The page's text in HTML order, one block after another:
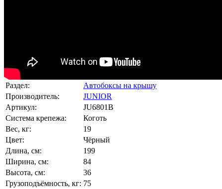
Раздел:
Автобоксы на крышу
Производитель:
JUNIOR
Артикул:
JU6801B
Система крепежа:
Коготь
Вес, кг:
19
Цвет:
Чёрный
Длина, см:
199
Ширина, см:
84
Высота, см:
36
Грузоподъёмность, кг: 75